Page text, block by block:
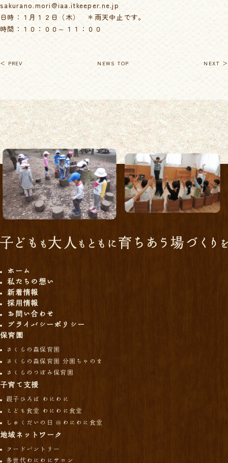
sakurano.mori@iaa.itkeeper.ne.jp
日時：１月１２日（木） ＊雨天中止です。
時間：１０：００～１１：００
＜ PREV NEWS TOP NEXT ＞
ホーム
私たちの想い
新着情報
採用情報
お問い合わせ
プライバシーポリシー
保育園
さくらの森保育園
さくらの森保育園 分園ちゃのま
さくらのつぼみ保育園
子育て支援
親子ひろば わにわに
こども食堂 わにわに食堂
しゅくだいの日 ＠わにわに食堂
地域ネットワーク
フードパントリー
多世代わにわにサロン